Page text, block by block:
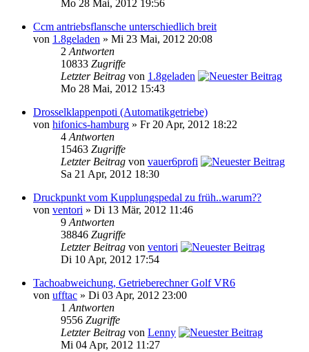
Mo 28 Mai, 2012 19:56
Ccm antriebsflansche unterschiedlich breit
von 1.8geladen » Mi 23 Mai, 2012 20:08
2 Antworten
10833 Zugriffe
Letzter Beitrag von 1.8geladen
Mo 28 Mai, 2012 15:43
Drosselklappenpoti (Automatikgetriebe)
von hifonics-hamburg » Fr 20 Apr, 2012 18:22
4 Antworten
15463 Zugriffe
Letzter Beitrag von vauer6profi
Sa 21 Apr, 2012 18:30
Druckpunkt vom Kupplungspedal zu früh..warum??
von ventori » Di 13 Mär, 2012 11:46
9 Antworten
38846 Zugriffe
Letzter Beitrag von ventori
Di 10 Apr, 2012 17:54
Tachoabweichung, Getrieberechner Golf VR6
von ufftac » Di 03 Apr, 2012 23:00
1 Antworten
9556 Zugriffe
Letzter Beitrag von Lenny
Mi 04 Apr, 2012 11:27